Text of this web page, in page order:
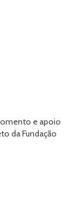
e apoio
da Fundação